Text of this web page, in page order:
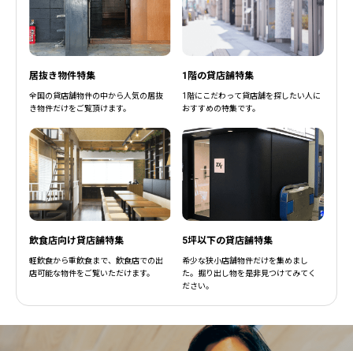
居抜き物件特集
全国の貸店舗物件の中から人気の居抜
き物件だけをご覧頂けます。
1階の貸店舗特集
1階にこだわって貸店舗を探したい人に
おすすめの特集です。
飲食店向け貸店舗特集
軽飲食から重飲食まで、飲食店での出
店可能な物件をご覧いただけます。
5坪以下の貸店舗特集
希少な狭小店舗物件だけを集めまし
た。掘り出し物を是非見つけてみてく
ださい。